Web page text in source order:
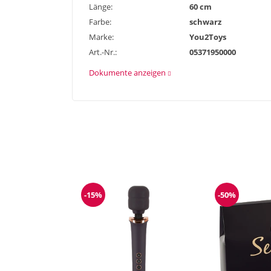
Länge:
60 cm
Farbe:
schwarz
Marke:
You2Toys
Art.-Nr.:
05371950000
Dokumente anzeigen
Reduzierung
-15% -50%